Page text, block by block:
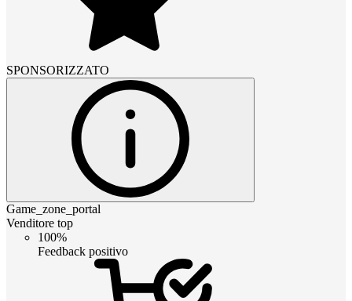
SPONSORIZZATO
Game_zone_portal
Venditore top
100%
Feedback positivo